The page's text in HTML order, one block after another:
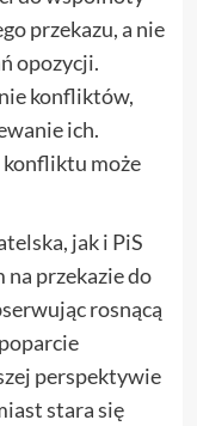
przekazu, a nie
opozycji.
konfliktów,
ich.
konfliktu może
jak i PiS
przekazie do
rosnącą
perspektywie
stara się